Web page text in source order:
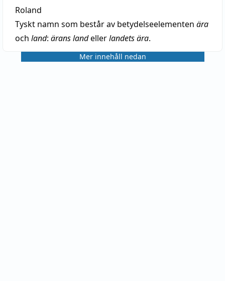
Roland
Tyskt namn som består av betydelseelementen ära
och land: ärans landellerlandets ära.
Mer innehåll nedan